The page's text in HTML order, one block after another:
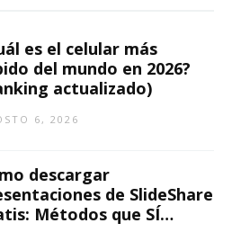
es el celular más
del mundo en 2026?
actualizado)
6, 2026
descargar
de SlideShare
Métodos que SÍ